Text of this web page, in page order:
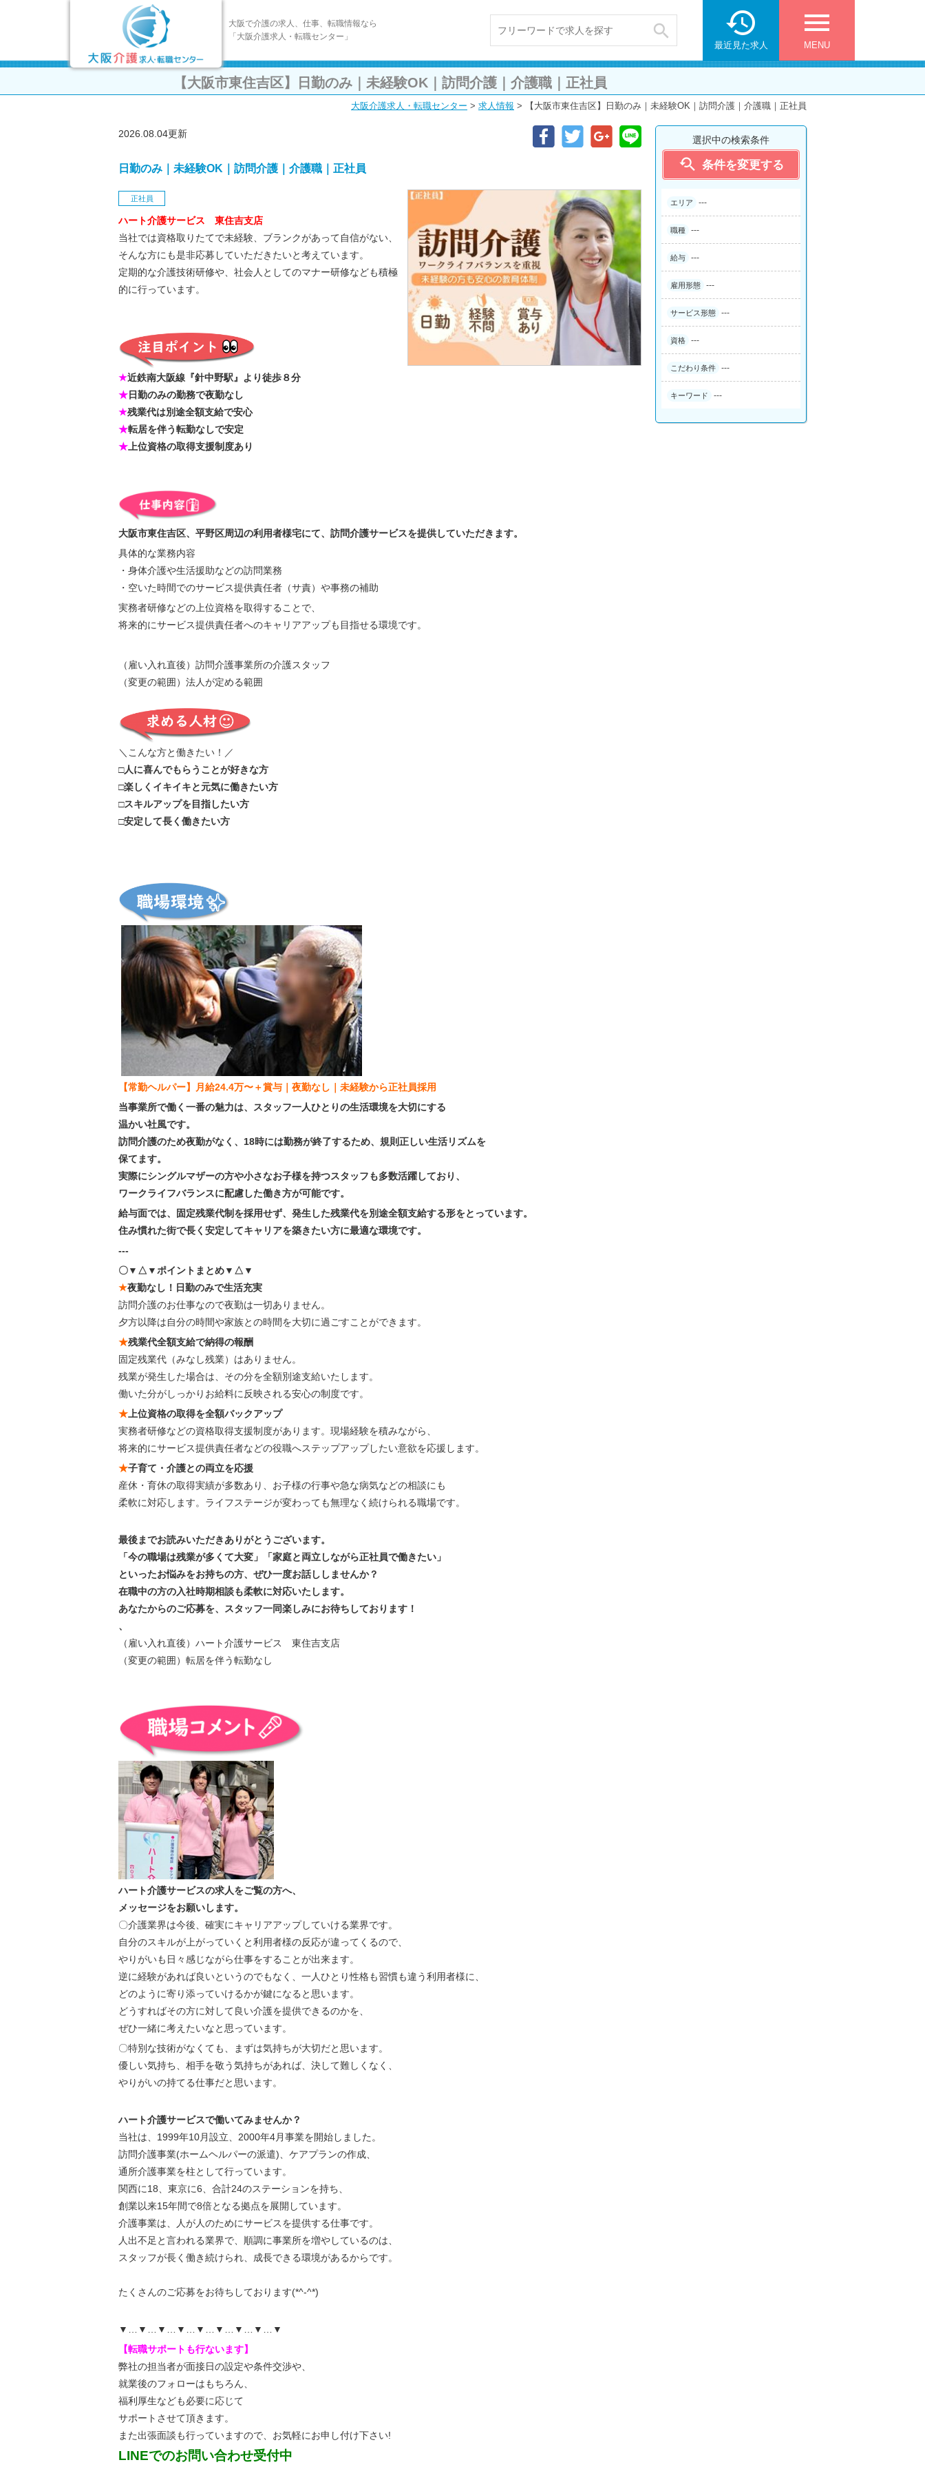
大阪で介護の求人、仕事、転職情報なら
「大阪介護求人・転職センター」
 menu
MENU

最近見た求人
【大阪市東住吉区】日勤のみ｜未経験OK｜訪問介護｜介護職｜正社員
大阪介護求人・転職センター > 求人情報 > 【大阪市東住吉区】日勤のみ｜未経験OK｜訪問介護｜介護職｜正社員
選択中の検索条件
 条件を変更する
エリア ---
職種 ---
給与 ---
雇用形態 ---
サービス形態 ---
資格 ---
こだわり条件 ---
キーワード ---
2026.08.04更新
日勤のみ｜未経験OK｜訪問介護｜介護職｜正社員
正社員
ハート介護サービス 東住吉支店
当社では資格取りたてで未経験、ブランクがあって自信がない、
そんな方にも是非応募していただきたいと考えています。
定期的な介護技術研修や、社会人としてのマナー研修なども積極
的に行っています。
★近鉄南大阪線『針中野駅』より徒歩８分
★日勤のみの勤務で夜勤なし
★残業代は別途全額支給で安心
★転居を伴う転勤なしで安定
★ 上位資格の取得支援制度あり
大阪市東住吉区、平野区周辺の利用者様宅にて、訪問介護サービスを提供していただきます。
具体的な業務内容
・身体介護や生活援助などの訪問業務
・空いた時間でのサービス提供責任者（サ責）や事務の補助
実務者研修などの上位資格を取得することで、
将来的にサービス提供責任者へのキャリアアップも目指せる環境です。
（雇い入れ直後）訪問介護事業所の介護スタッフ
（変更の範囲）法人が定める範囲
＼こんな方と働きたい！／
□人に喜んでもらうことが好きな方
□楽しくイキイキと元気に働きたい方
□スキルアップを目指したい方
□安定して長く働きたい方
【常勤ヘルパー】月給24.4万〜＋賞与｜夜勤なし｜未経験から正社員採用
当事業所で働く一番の魅力は、スタッフ一人ひとりの生活環境を大切にする
温かい社風です。
訪問介護のため夜勤がなく、18時には勤務が終了するため、規則正しい生活リズムを
保てます。
実際にシングルマザーの方や小さなお子様を持つスタッフも多数活躍しており、
ワークライフバランスに配慮した働き方が可能です。
給与面では、固定残業代制を採用せず、発生した残業代を別途全額支給する形をとっています。
住み慣れた街で長く安定してキャリアを築きたい方に最適な環境です。
---
〇▼△▼ポイントまとめ▼△▼
★夜勤なし！日勤のみで生活充実
訪問介護のお仕事なので夜勤は一切ありません。
夕方以降は自分の時間や家族との時間を大切に過ごすことができます。
★残業代全額支給で納得の報酬
固定残業代（みなし残業）はありません。
残業が発生した場合は、その分を全額別途支給いたします。
働いた分がしっかりお給料に反映される安心の制度です。
★ 上位資格の取得を全額バックアップ
実務者研修などの資格取得支援制度があります。現場経験を積みながら、
将来的にサービス提供責任者などの役職へステップアップしたい意欲を応援します。
★子育て・介護との両立を応援
産休・育休の取得実績が多数あり、お子様の行事や急な病気などの相談にも
柔軟に対応します。ライフステージが変わっても無理なく続けられる職場です。
最後までお読みいただきありがとうございます。
「今の職場は残業が多くて大変」「家庭と両立しながら正社員で働きたい」
といったお悩みをお持ちの方、ぜひ一度お話ししませんか？
在職中の方の入社時期相談も柔軟に対応いたします。
あなたからのご応募を、スタッフ一同楽しみにお待ちしております！
、
（雇い入れ直後）ハート介護サービス 東住吉支店
（変更の範囲）転居を伴う転勤なし
ハート介護サービスの求人をご覧の方へ、
メッセージをお願いします。
〇介護業界は今後、確実にキャリアアップしていける業界です。
自分のスキルが上がっていくと利用者様の反応が違ってくるので、
やりがいも日々感じながら仕事をすることが出来ます。
逆に経験があれば良いというのでもなく、一人ひとり性格も習慣も違う利用者様に、
どのように寄り添っていけるかが鍵になると思います。
どうすればその方に対して良い介護を提供できるのかを、
ぜひ一緒に考えたいなと思っています。
〇特別な技術がなくても、まずは気持ちが大切だと思います。
優しい気持ち、相手を敬う気持ちがあれば、決して難しくなく、
やりがいの持てる仕事だと思います。
ハート介護サービスで働いてみませんか？
当社は、1999年10月設立、2000年4月事業を開始しました。
訪問介護事業(ホームヘルパーの派遣)、ケアプランの作成、
通所介護事業を柱として行っています。
関西に18、東京に6、合計24のステーションを持ち、
創業以来15年間で8倍となる拠点を展開しています。
介護事業は、人が人のためにサービスを提供する仕事です。
人出不足と言われる業界で、順調に事業所を増やしているのは、
スタッフが長く働き続けられ、成長できる環境があるからです。
たくさんのご応募をお待ちしております(*^-^*)
▼…▼…▼…▼…▼…▼…▼…▼…▼
【転職サポートも行ないます】
弊社の担当者が面接日の設定や条件交渉や、
就業後のフォローはもちろん、
福利厚生なども必要に応じて
サポートさせて頂きます。
また出張面談も行っていますので、 お気軽にお申し付け下さい!
LINEでのお問い合わせ受付中